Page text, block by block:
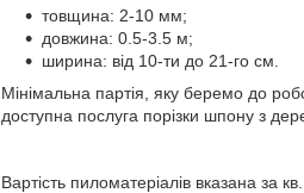
товщина: 2-10 мм;
довжина: 0.5-3.5 м;
ширина: від 10-ти до 21-го см.
Мінімальна партія, яку беремо до
доступна послуга порізки шпону з
Вартість пиломатеріалів вказана за